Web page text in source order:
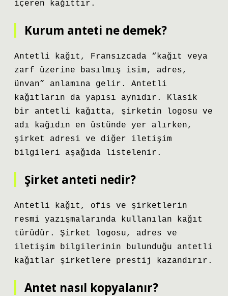
içeren kağıttır.
Kurum anteti ne demek?
Antetli kağıt, Fransızcada “kağıt veya
zarf üzerine basılmış isim, adres,
ünvan” anlamına gelir. Antetli
kağıtların da yapısı aynıdır. Klasik
bir antetli kağıtta, şirketin logosu ve
adı kağıdın en üstünde yer alırken,
şirket adresi ve diğer iletişim
bilgileri aşağıda listelenir.
Şirket anteti nedir?
Antetli kağıt, ofis ve şirketlerin
resmi yazışmalarında kullanılan kağıt
türüdür. Şirket logosu, adres ve
iletişim bilgilerinin bulunduğu antetli
kağıtlar şirketlere prestij kazandırır.
Antet nasıl kopyalanır?